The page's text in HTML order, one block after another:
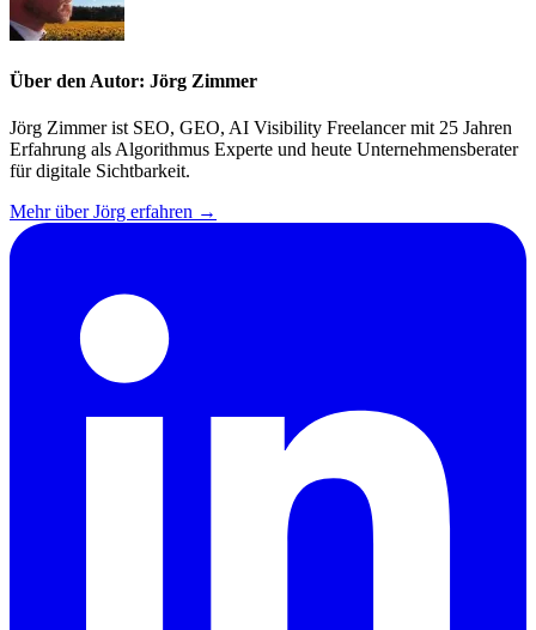
Über den Autor: Jörg Zimmer
Jörg Zimmer ist SEO, GEO, AI Visibility Freelancer mit 25 Jahren
Erfahrung als Algorithmus Experte und heute Unternehmensberater
für digitale Sichtbarkeit.
Mehr über Jörg erfahren →